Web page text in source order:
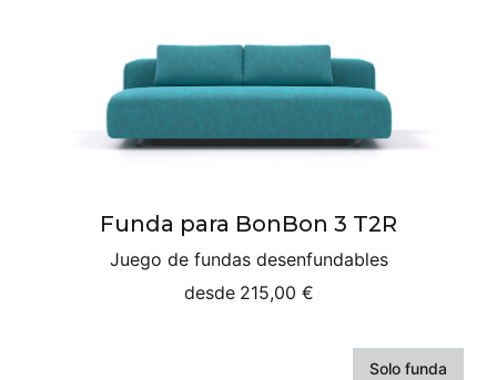
Funda para BonBon 3 T2R
Juego de fundas desenfundables
desde 215,00 €
Solo funda